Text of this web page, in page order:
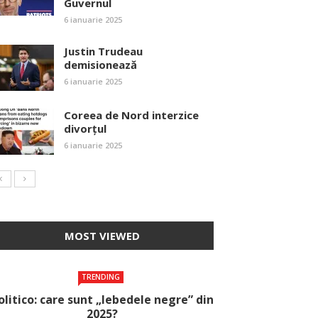
Guvernul
6 ianuarie 2025
Justin Trudeau
demisionează
6 ianuarie 2025
Coreea de Nord interzice
divorțul
6 ianuarie 2025
MOST VIEWED
TRENDING
care sunt „lebedele negre” din
2025?